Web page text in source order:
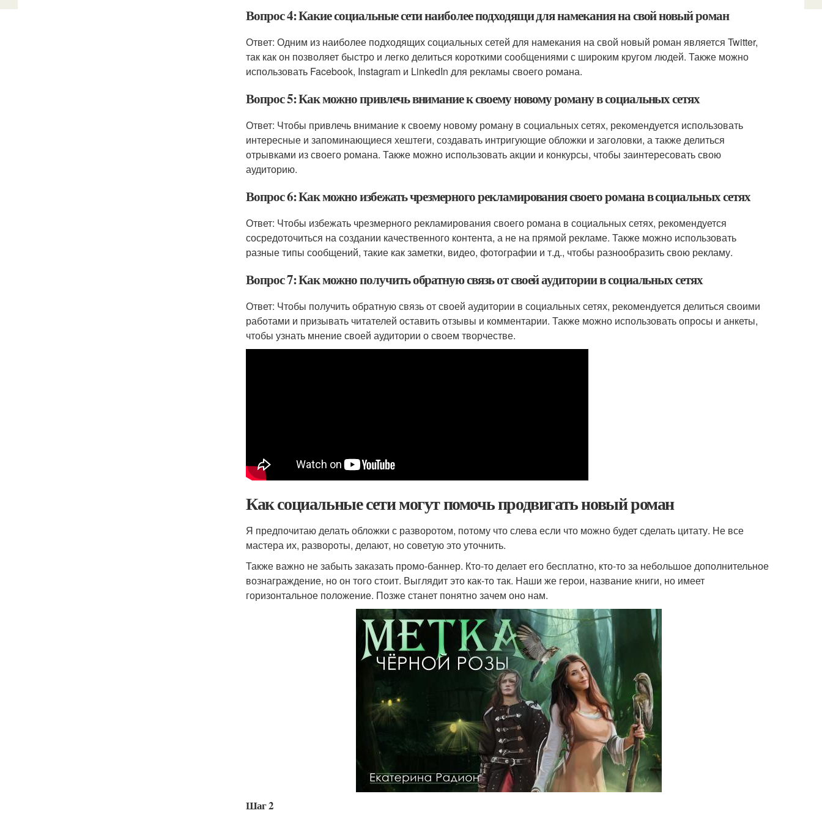
Вопрос 4: Какие социальные сети наиболее подходящи для намекания на свой новый роман
Ответ: Одним из наиболее подходящих социальных сетей для намекания на свой новый роман является Twitter,
так как он позволяет быстро и легко делиться короткими сообщениями с широким кругом людей. Также можно
использовать Facebook, Instagram и LinkedIn для рекламы своего романа.
Вопрос 5: Как можно привлечь внимание к своему новому роману в социальных сетях
Ответ: Чтобы привлечь внимание к своему новому роману в социальных сетях, рекомендуется использовать
интересные и запоминающиеся хештеги, создавать интригующие обложки и заголовки, а также делиться
отрывками из своего романа. Также можно использовать акции и конкурсы, чтобы заинтересовать свою
аудиторию.
Вопрос 6: Как можно избежать чрезмерного рекламирования своего романа в социальных сетях
Ответ: Чтобы избежать чрезмерного рекламирования своего романа в социальных сетях, рекомендуется
сосредоточиться на создании качественного контента, а не на прямой рекламе. Также можно использовать
разные типы сообщений, такие как заметки, видео, фотографии и т.д., чтобы разнообразить свою рекламу.
Вопрос 7: Как можно получить обратную связь от своей аудитории в социальных сетях
Ответ: Чтобы получить обратную связь от своей аудитории в социальных сетях, рекомендуется делиться своими
работами и призывать читателей оставить отзывы и комментарии. Также можно использовать опросы и анкеты,
чтобы узнать мнение своей аудитории о своем творчестве.
Как социальные сети могут помочь продвигать новый роман
Я предпочитаю делать обложки с разворотом, потому что слева если что можно будет сделать цитату. Не все
мастера их, развороты, делают, но советую это уточнить.
Также важно не забыть заказать промо-баннер. Кто-то делает его бесплатно, кто-то за небольшое дополнительное
вознаграждение, но он того стоит. Выглядит это как-то так. Наши же герои, название книги, но имеет
горизонтальное положение. Позже станет понятно зачем оно нам.
Шаг 2